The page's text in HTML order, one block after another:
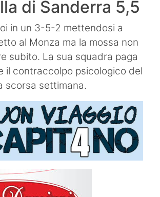
di Sanderra 5,5
in un 3-5-2 mettendosi a
al Monza ma la mossa non
subito. La sua squadra paga
il contraccolpo psicologico del
scorsa settimana.